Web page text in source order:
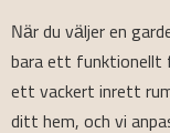
När du väljer en
bara ett funktionellt
ett vackert inrett
ditt hem, och vi